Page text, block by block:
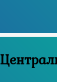
Центральний